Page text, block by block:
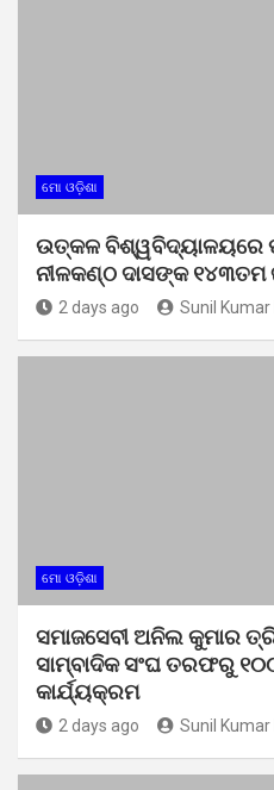
ମୋ ଓଡ଼ିଶା
ଉତ୍କଳ ବିଶ୍ୱବିଦ୍ୟାଳୟରେ
ନୀଳକଣ୍ଠ ଦାସଙ୍କ ୧୪୩ତମ
2 days ago Sunil
ମୋ ଓଡ଼ିଶା
ସମାଜସେବୀ ଅନିଲ କୁମାର
ସାମ୍ବାଦିକ ସଂଘ ତରଫରୁ
କାର୍ଯ୍ୟକ୍ରମ
2 days ago Sunil